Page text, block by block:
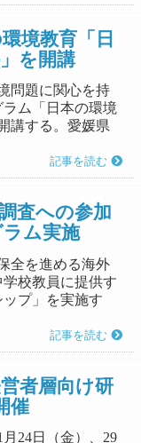
境教育「日
を開講
問題に関心を持
ム「日本の環境
講する。愛媛県
記事を読む
査への参加
ム実施
全を進める海外
校教員に提供す
プ」を実施す
記事を読む
者層向け研
催
24日（金）、29